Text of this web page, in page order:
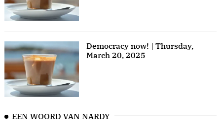
Democracy now! | Thursday,
March 20, 2025
EEN WOORD VAN NARDY